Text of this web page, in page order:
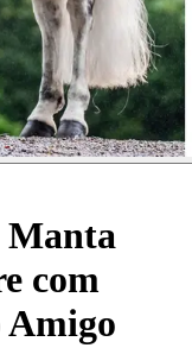
Manta
com
Amigo